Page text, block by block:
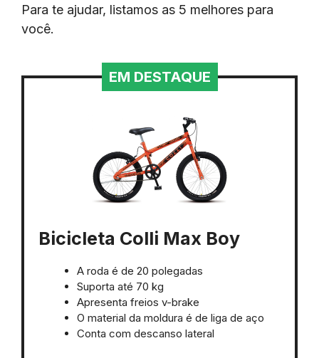
Para te ajudar, listamos as 5 melhores para
você.
EM DESTAQUE
Bicicleta Colli Max Boy
A roda é de 20 polegadas
Suporta até 70 kg
Apresenta freios v-brake
O material da moldura é de liga de aço
Conta com descanso lateral